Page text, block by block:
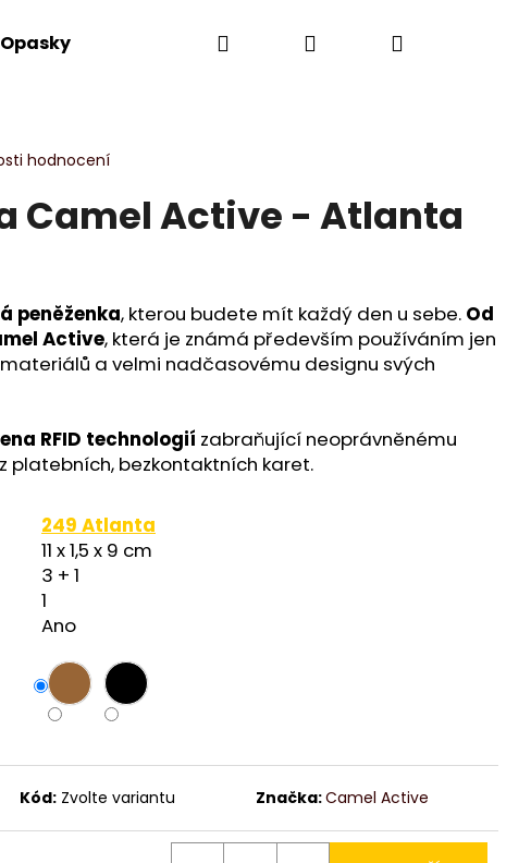
Opasky Novinky
Hledat PřihlášeníNákupní
hodnocení
Camel Active - Atlanta
peněženka, kterou budete mít každý den u sebe. Od
Active, která je známá především používáním jen
a velmi nadčasovému designu svých
RFID technologií zabraňující neoprávněnému
platebních, bezkontaktních karet.
249 Atlanta
11 x 1,5 x 9 cm
3 + 1
1
Ano
Kód: Zvolte variantu Značka:Camel Active